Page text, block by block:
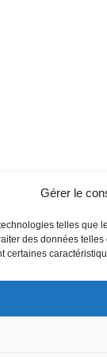
Gérer le
telles
des données
certaines